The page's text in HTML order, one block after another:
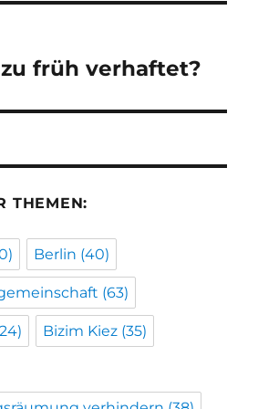
früh verhaftet?
THEMEN:
Berlin (40)
(63)
Bizim Kiez (35)